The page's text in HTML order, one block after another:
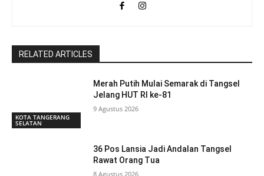
RELATED ARTICLES
KOTA TANGERANG
SELATAN
Merah Putih Mulai Semarak di Tangsel
Jelang HUT RI ke-81
9 Agustus 2026
36 Pos Lansia Jadi Andalan Tangsel
Rawat Orang Tua
8 Agustus 2026